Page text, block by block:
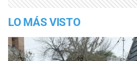
LO MÁS VISTO